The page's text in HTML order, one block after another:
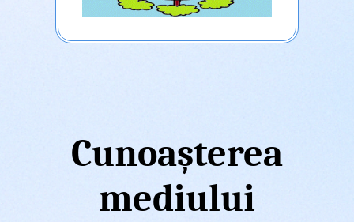
Cunoașterea
mediului